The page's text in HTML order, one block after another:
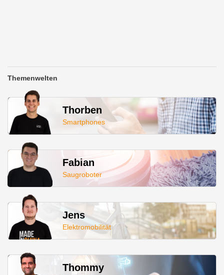
Themenwelten
Thorben
Smartphones
Fabian
Saugroboter
Jens
Elektromobilität
Thommy